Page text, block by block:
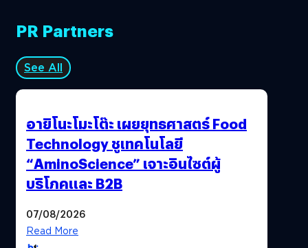
PR Partners
See All
อายิโนะโมะโต๊ะ เผยยุทธศาสตร์ Food
Technology ชูเทคโนโลยี
“AminoScience” เจาะอินไซต์ผู้
บริโภคและ B2B
07/08/2026
Read More